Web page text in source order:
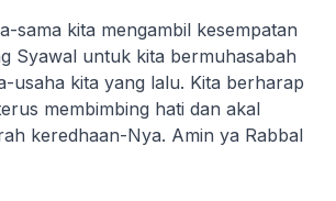
sama kita mengambil kesempatan
Syawal untuk kita bermuhasabah
usaha kita yang lalu. Kita berharap
membimbing hati dan akal
keredhaan-Nya. Amin ya Rabbal